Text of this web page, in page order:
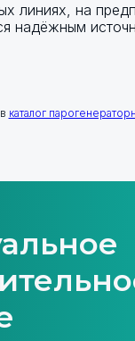
линиях, на
надёжным
каталог